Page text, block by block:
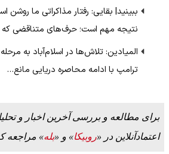
ببینید| بقایی: رفتار مذاکراتی ما روشن
نتیجه مهم است؛ حرف‌های متناقضی که
المیادین: تلاش‌ها در اسلام‌آباد به
ترامپ با ادامه محاصره دریایی مانع…
برای مطالعه و بررسی آخرین اخبار و
اعتمادآنلاین در «روبیکا» و «بله» مراجعه